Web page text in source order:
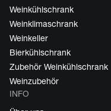
Weinkühlschrank
Weinklimaschrank
Weinkeller
Bierkühlschrank
Zubehör Weinkühlschrank
Weinzubehör
INFO